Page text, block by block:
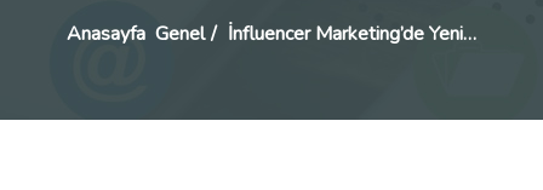
Anasayfa Genel İnfluencer Marketing’de Yeni…